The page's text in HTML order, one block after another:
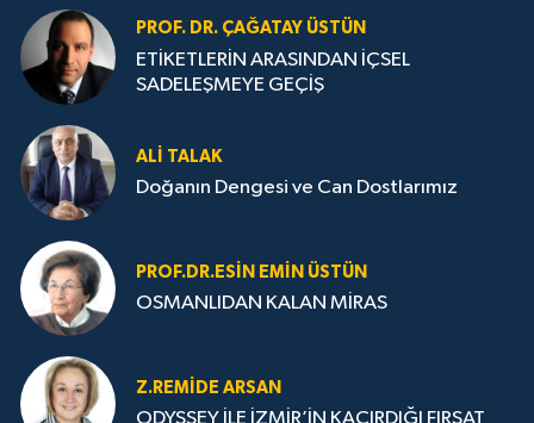
PROF. DR. ÇAĞATAY ÜSTÜN
ETİKETLERİN ARASINDAN İÇSEL
SADELEŞMEYE GEÇİŞ
ALI TALAK
Doğanın Dengesi ve Can Dostlarımız
PROF.DR.ESIN EMIN ÜSTÜN
OSMANLIDAN KALAN MİRAS
Z.REMIDE ARSAN